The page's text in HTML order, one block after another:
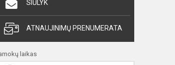
SIŪLYK
ATNAUJINIMŲ PRENUMERATA
laikas